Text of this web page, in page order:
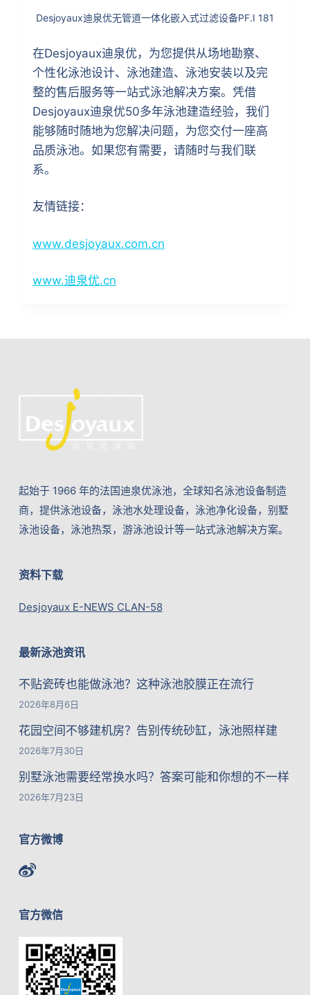
Desjoyaux迪泉优无管道一体化嵌入式过滤设备PF.I 181
在Desjoyaux迪泉优，为您提供从场地勘察、
个性化泳池设计、泳池建造、泳池安装以及完
整的售后服务等一站式泳池解决方案。凭借
Desjoyaux迪泉优50多年泳池建造经验，我们
能够随时随地为您解决问题，为您交付一座高
品质泳池。如果您有需要，请随时与我们联
系。
友情链接：
www.desjoyaux.com.cn
www.迪泉优.cn
起始于 1966 年的法国迪泉优泳池，全球知名泳池设备制造
商，提供泳池设备，泳池水处理设备，泳池净化设备，别墅
泳池设备，泳池热泵，游泳池设计等一站式泳池解决方案。
资料下载
Desjoyaux E-NEWS CLAN-58
最新泳池资讯
不贴瓷砖也能做泳池？这种泳池胶膜正在流行
2026年8月6日
花园空间不够建机房？告别传统砂缸，泳池照样建
2026年7月30日
别墅泳池需要经常换水吗？答案可能和你想的不一样
2026年7月23日
官方微博
官方微信